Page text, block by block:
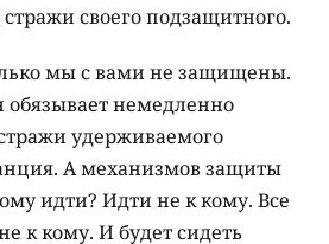
своего подзащитного.
мы с вами не защищены.
обязывает немедленно
удерживаемого
А механизмов защиты
идти? Идти не к кому. Все
к кому. И будет сидеть